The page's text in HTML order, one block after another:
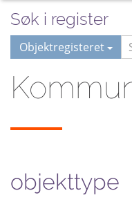
Søk i register
Objektregisteret
objekttype